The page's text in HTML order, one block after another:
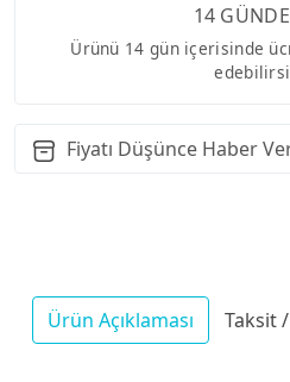
14
Ürünü 14 gün içerisinde
Fiyatı Düşünce Haber
Ürün Açıklaması Taksit